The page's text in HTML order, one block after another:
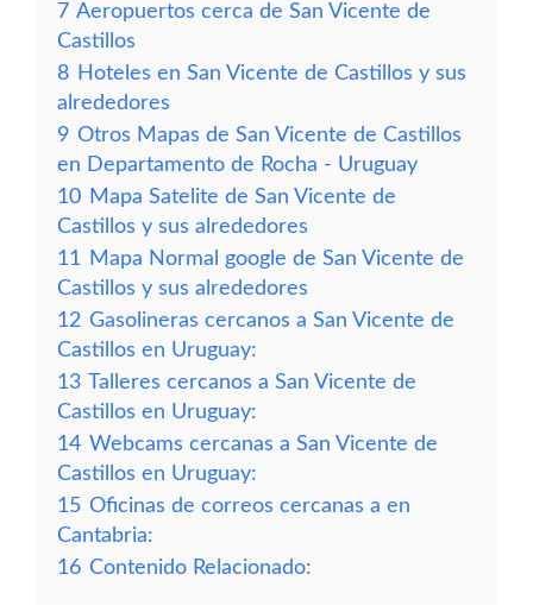
7 Aeropuertos cerca de San Vicente de
Castillos
8 Hoteles en San Vicente de Castillos y sus
alrededores
9 Otros Mapas de San Vicente de Castillos
en Departamento de Rocha - Uruguay
10 Mapa Satelite de San Vicente de
Castillos y sus alrededores
11
Mapa Normal google de San Vicente de
Castillos y sus alrededores
12 Gasolineras cercanos a San Vicente de
Castillos en Uruguay:
13 Talleres cercanos a San Vicente de
Castillos en Uruguay:
14 Webcams cercanas a San Vicente de
Castillos en Uruguay:
15 Oficinas de correos cercanas a en
Cantabria:
16 Contenido Relacionado: